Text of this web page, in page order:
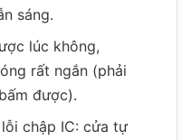
sáng.
lúc không,
rất ngắn (phải
được).
chập IC: cửa tự